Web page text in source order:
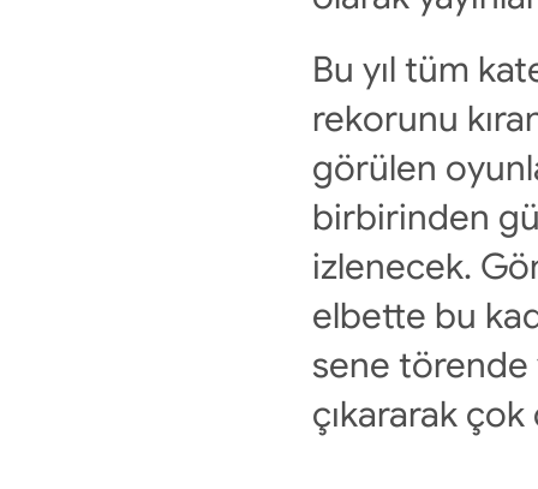
Bu yıl tüm
rekorunu
görülen
birbirinden
izlenecek.
elbette bu
sene törende
çıkararak